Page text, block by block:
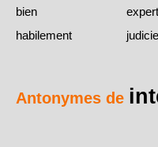
bien
habilement
Antonymes de